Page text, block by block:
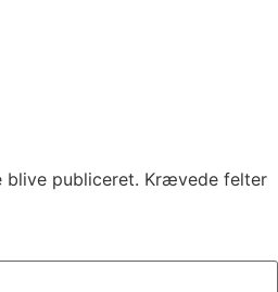
blive publiceret. Krævede felter